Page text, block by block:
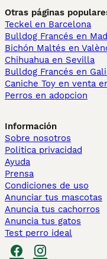
Otras páginas
Teckel en Barcelona
Bulldog Francés en
Bichón Maltés en
Chihuahua en Sevilla
Bulldog Francés en
Caniche Toy en venta
Perros en adopcion
Información
Sobre nosotros
Politica privacidad
Ayuda
Prensa
Condiciones de uso
Anunciar tus mascotas
Anuncia tus cachorros
Anuncia tus gatos
Test perro ideal